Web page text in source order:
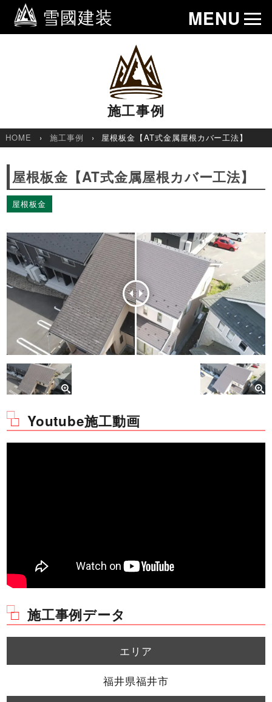
雪國建装 MENU
施工事例
HOME 施工事例 屋根板金【AT式金属屋根カバー工法】
屋根板金【AT式金属屋根カバー工法】
屋根板金
Youtube施工動画
施工事例データ
エリア
福井県福井市